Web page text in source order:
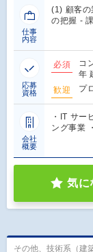
仕事
内容
(1) 顧客の
の把握 -
応募
資格
必須
コ
年
歓迎
プ
会社
概要
・IT サー
ング事業
気に
その他、技術系（建